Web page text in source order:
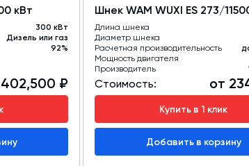
кВт
300 кВт
Дизель или газ
92%
₽
Шнек WAM WUXI ES 273/
Длина шнека
Диаметр шнека
Расчетная производительность
Мощность двигателя
Производитель
Стоимость: от
Купить в 1 клик
Добавить в корзину